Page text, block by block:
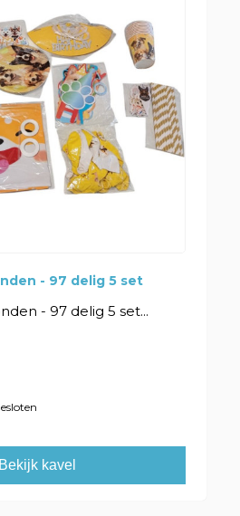
- 97 delig 5 set
- 97 delig 5 set...
Bekijk kavel